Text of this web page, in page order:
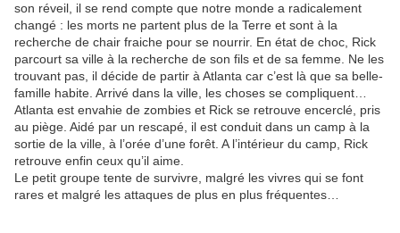
son réveil, il se rend compte que notre monde a radicalement
changé : les morts ne partent plus de la Terre et sont à la
recherche de chair fraiche pour se nourrir. En état de choc, Rick
parcourt sa ville à la recherche de son fils et de sa femme. Ne les
trouvant pas, il décide de partir à Atlanta car c’est là que sa belle-
famille habite. Arrivé dans la ville, les choses se compliquent…
Atlanta est envahie de zombies et Rick se retrouve encerclé, pris
au piège. Aidé par un rescapé, il est conduit dans un camp à la
sortie de la ville, à l’orée d’une forêt. A l’intérieur du camp, Rick
retrouve enfin ceux qu’il aime.
Le petit groupe tente de survivre, malgré les vivres qui se font
rares et malgré les attaques de plus en plus fréquentes…